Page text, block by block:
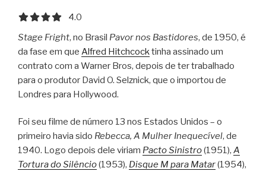
4.0 out of 5.0 stars
4.0
Stage Fright, no Brasil Pavor nos Bastidores, de 1950, é
da fase em que Alfred Hitchcocktinha assinado um
contrato com a Warner Bros, depois de ter trabalhado
para o produtor David O. Selznick, que o importou de
Londres para Hollywood.
Foi seu filme de número 13 nos Estados Unidos – o
primeiro havia sido Rebecca, A Mulher Inequecível, de
1940. Logo depois dele viriam Pacto Sinistro(1951), A
Tortura do Silêncio(1953), Disque M para Matar(1954),